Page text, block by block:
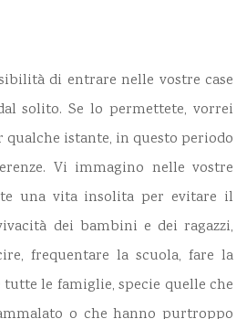
di entrare nelle vostre case
solito. Se lo permettete, vorrei
qualche istante, in questo periodo
Vi immagino nelle vostre
una vita insolita per evitare il
dei bambini e dei ragazzi,
frequentare la scuola, fare la
le famiglie, specie quelle che
o che hanno purtroppo